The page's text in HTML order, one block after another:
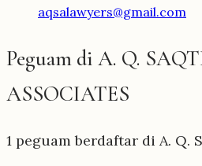
aqsalawyers@gmail.com
Peguam di A. Q.
ASSOCIATES
1 peguam berdaftar di A. Q.